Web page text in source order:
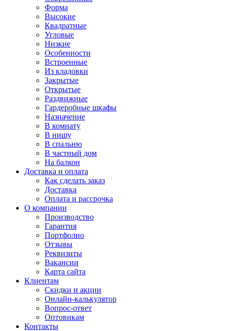
Форма
Высокие
Квадратные
Угловые
Низкие
Особенности
Встроенные
Из кладовки
Закрытые
Открытые
Раздвижные
Гардеробные шкафы
Назначение
В комнату
В нишу
В спальню
В частный дом
На балкон
Доставка и оплата
Как сделать заказ
Доставка
Оплата и рассрочка
О компании
Производство
Гарантия
Портфолио
Отзывы
Реквизиты
Вакансии
Карта сайта
Клиентам
Скидки и акции
Онлайн-калькулятор
Вопрос-ответ
Оптовикам
Контакты